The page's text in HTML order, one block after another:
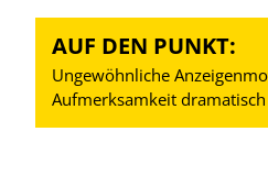
AUF DEN PUNKT:
Ungewöhnliche
Aufmerksamkeit